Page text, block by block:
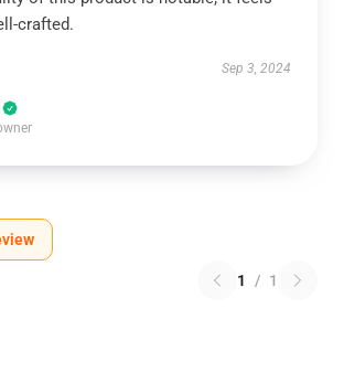
crafted.
Sep 3, 2024
1 / 1